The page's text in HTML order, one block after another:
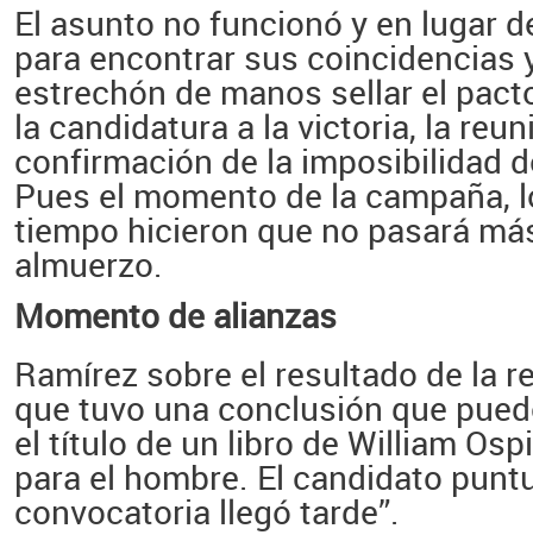
El asunto no funcionó y en lugar
para encontrar sus coincidencias
estrechón de manos sellar el
la candidatura a la victoria, la
confirmación de la imposibilidad
Pues el momento de la campaña,
tiempo hicieron que no pasará
almuerzo.
Momento de alianzas
Ramírez sobre el resultado de la
que tuvo una conclusión que
el título de un libro de William
para el hombre. El candidato
convocatoria llegó tarde”.